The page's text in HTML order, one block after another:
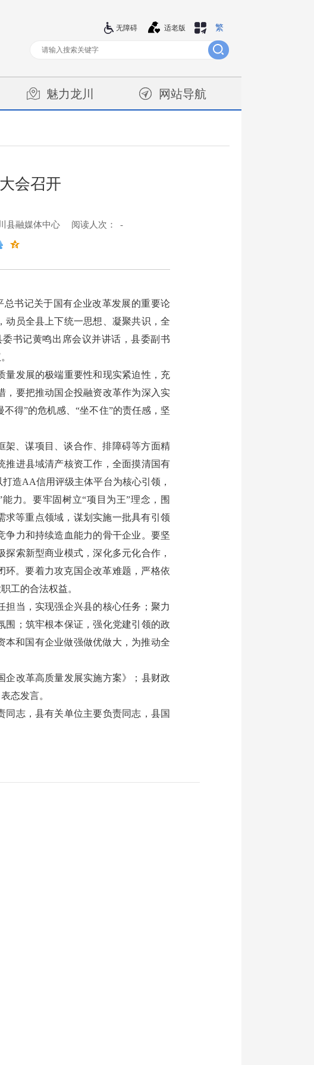
繁
适老版
无障碍
魅力龙川 网站导航
会召开
县融媒体中心 阅读人次： -
书记关于国有企业改革发展的重要论
动员全县上下统一思想、凝聚共识，全
书记黄鸣出席会议并讲话，县委副书
发展的极端重要性和现实紧迫性，充
，要把推动国企投融资改革作为深入实
得”的危机感、“坐不住”的责任感，坚
、谋项目、谈合作、排障碍等方面精
推进县域清产核资工作，全面摸清国有
造AA信用评级主体平台为核心引领，
力。要牢固树立“项目为王”理念，围
求等重点领域，谋划实施一批具有引领
争力和持续造血能力的骨干企业。要坚
索新型商业模式，深化多元化合作，
环。要着力攻克国企改革难题，严格依
工的合法权益。
当，实现强企兴县的核心任务；聚力
围；筑牢根本保证，强化党建引领的政
本和国有企业做强做优做大，为推动全
改革高质量发展实施方案》；县财政
态发言。
志，县有关单位主要负责同志，县国